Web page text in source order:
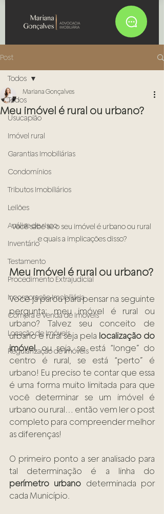
Post
Todos
Usucapião
Imóvel rural
Garantias Imobiliárias
Condomínios
Tributos Imobiliários
Leilões
Análise de risco
Inventário
Testamento
Procedimento Extrajudicial
Incorporação Imobiliária
Compra e Venda de Imóveis
Locação de Imóveis
Regularização de Imóveis
Todos
Meu imóvel é rural ou urbano?
Mariana Gonçalves
Você sabe se o seu imóvel é urbano ou rural
e quais a implicações disso?
Meu imóvel é rural ou urbano?
Você já parou para pensar na seguinte
pergunta: meu imóvel é rural ou
urbano? Talvez seu conceito de
urbano e rural seja pela localização do
imóvel, ou seja, se está “longe” do
centro é rural, se está “perto” é
urbano! Eu preciso te contar que essa
é uma forma muito limitada para que
você determinar se um imóvel é
urbano ou rural… então vem ler o post
completo para compreender melhor
as diferenças!
O primeiro ponto a ser analisado para
perímetro urbano determinada por
cada Município.